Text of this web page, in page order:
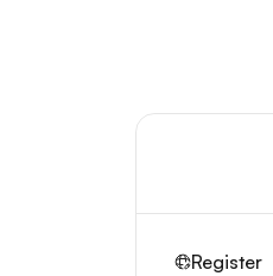
Register